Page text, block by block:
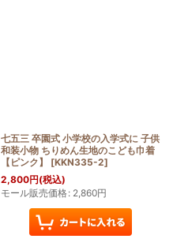
七五三 卒園式 小学校の入学式に 子供
和装小物 ちりめん生地のこども巾着
【ピンク】
[KKN335-2]
2,800円(税込)
モール販売価格: 2,860円